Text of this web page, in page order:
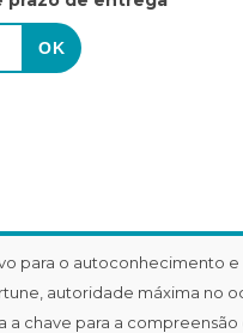
para o autoconhecimento e
autoridade máxima no
a chave para a compreensão